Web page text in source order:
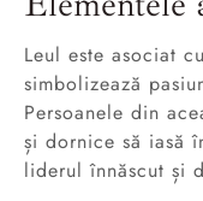
Leul este asociat cu
simbolizează
Persoanele din
și dornice să iasă
liderul înnăscut și